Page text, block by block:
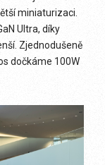
miniaturizaci.
Ultra, díky
Zjednodušeně
dočkáme 100W